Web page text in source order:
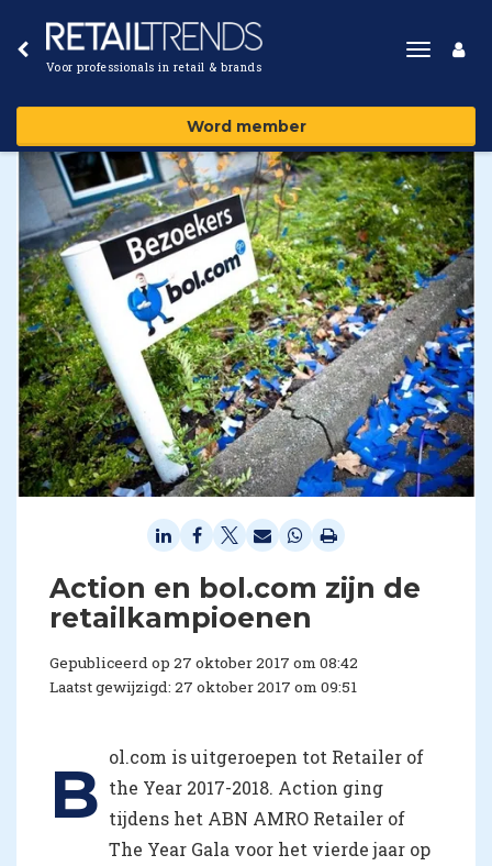
Voor professionals in retail & brands
Toggle
Word member
Action en bol.com zijn de
retailkampioenen
Gepubliceerd op 27 oktober 2017 om 08:42
Laatst gewijzigd: 27 oktober 2017 om 09:51
B ol.com is uitgeroepen tot Retailer of
the Year 2017-2018. Action ging
tijdens het ABN AMRO Retailer of
The Year Gala voor het vierde jaar op